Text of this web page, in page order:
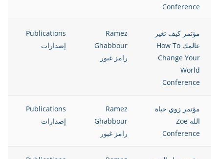
Conference
مؤتمر كيف تغير
عالمك How To
Change Your
World
Conference
Ramez
Ghabbour
رامز غبور
Publications
إصدارات
مؤتمر زوي حياة
الله Zoe
Conference
Ramez
Ghabbour
رامز غبور
Publications
إصدارات